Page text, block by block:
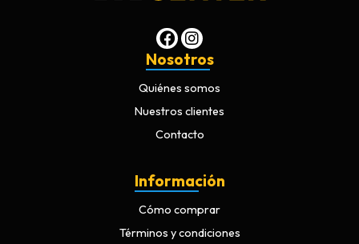
Nosotros
Quiénes somos
Nuestros clientes
Contacto
Información
Cómo comprar
Términos y condiciones